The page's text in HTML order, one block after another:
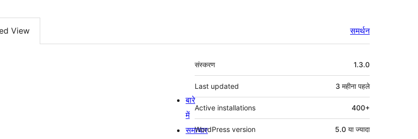
View समर्थन
मेटा
संस्करण 1.3.0
Last updated 3 महीनापहले
Active installations 400+
WordPress version 5.0 या ज्यादा
बारे
में
समाचार